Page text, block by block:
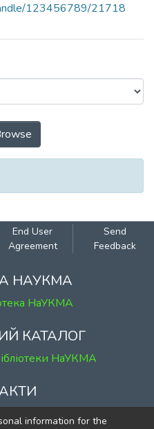
123456789/21718
Author
End User
Agreement
Send
Feedback
НАУКМА
НаУКМА
КАТАЛОГ
НаУКМА
Сковороди, 2
information for the